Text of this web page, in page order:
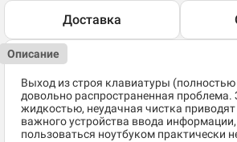
Доставка
Описание
Выход из строя клавиатуры (полностью
довольно распространенная проблема.
жидкостью, неудачная чистка
важного устройства ввода информации,
пользоваться ноутбуком практически